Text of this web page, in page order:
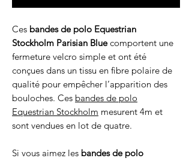
Ces bandes de polo Equestrian
Stockholm Parisian Bluecomportent une
fermeture velcro simple et ont été
conçues dans un tissu en fibre polaire de
qualité pour empêcher l’apparition des
bouloches. Ces bandes de polo
Equestrian Stockholm mesurent 4m et
sont vendues en lot de quatre.
Si vous aimez les bandes de polo